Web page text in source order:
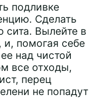
подливке
Сделать
Вылейте в
и, помогая себе
над чистой
все отходы,
перец
не попадут